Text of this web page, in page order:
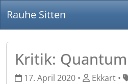
Rauhe Sitten
Kritik:
17. April 2020 • Ekkart •